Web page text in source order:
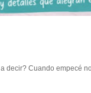
decir? Cuando empecé